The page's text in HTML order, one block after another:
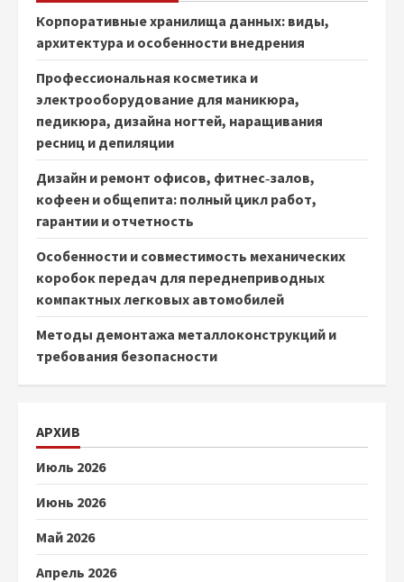
Корпоративные хранилища данных: виды,
архитектура и особенности внедрения
Профессиональная косметика и
электрооборудование для маникюра,
педикюра, дизайна ногтей, наращивания
ресниц и депиляции
Дизайн и ремонт офисов, фитнес‑залов,
кофеен и общепита: полный цикл работ,
гарантии и отчетность
Особенности и совместимость механических
коробок передач для переднеприводных
компактных легковых автомобилей
Методы демонтажа металлоконструкций и
требования безопасности
АРХИВ
Июль 2026
Июнь 2026
Май 2026
Апрель 2026